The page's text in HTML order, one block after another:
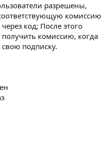
разрешены,
комиссию
код; После этого
комиссию, когда
подписку.